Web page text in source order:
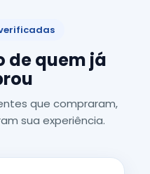
de quem já
que compraram,
sua experiência.